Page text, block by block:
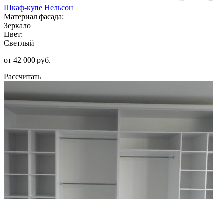
Шкаф-купе Нельсон
Материал фасада:
Зеркало
Цвет:
Светлый
от 42 000 руб.
Рассчитать